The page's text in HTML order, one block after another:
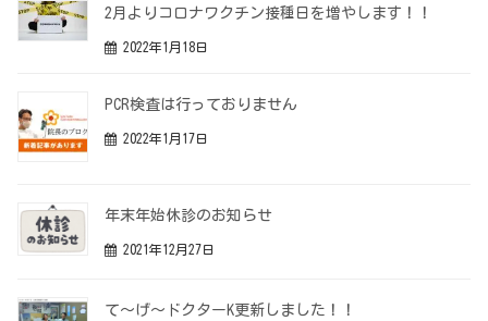
2月よりコロナワクチン接種日を増やします！！
2022年1月18日
PCR検査は行っておりません
2022年1月17日
年末年始休診のお知らせ
2021年12月27日
て～げ～ドクターK更新しました！！